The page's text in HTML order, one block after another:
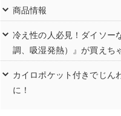
商品情報
冷え性の人必見！ダイソー
調、吸湿発熱）』が買えち
カイロポケット付きでじ
に！